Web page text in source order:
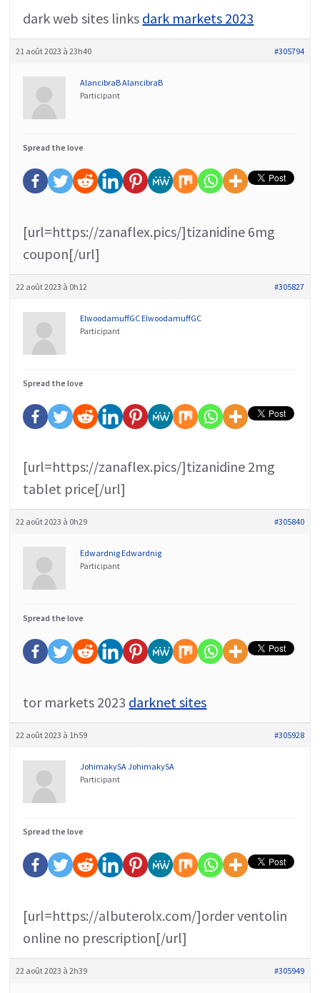
dark web sites links dark markets 2023
21 août 2023 à 23h40 #305794
AlancibraB AlancibraB
Participant
Spread the love
[url=https://zanaflex.pics/]tizanidine 6mg
coupon[/url]
22 août 2023 à 0h12 #305827
ElwoodamuffGC ElwoodamuffGC
Participant
Spread the love
[url=https://zanaflex.pics/]tizanidine 2mg
tablet price[/url]
22 août 2023 à 0h29 #305840
Edwardnig Edwardnig
Participant
Spread the love
tor markets 2023 darknet sites
22 août 2023 à 1h59 #305928
JohimakySA JohimakySA
Participant
Spread the love
[url=https://albuterolx.com/]order ventolin
online no prescription[/url]
22 août 2023 à 2h39 #305949